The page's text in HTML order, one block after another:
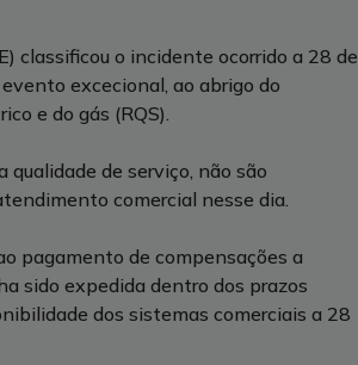
classificou o incidente ocorrido a 28 de
excecional, ao abrigo do
e do gás (RQS).
de serviço, não são
comercial nesse dia.
pagamento de compensações a
sido expedida dentro dos prazos
dos sistemas comerciais a 28